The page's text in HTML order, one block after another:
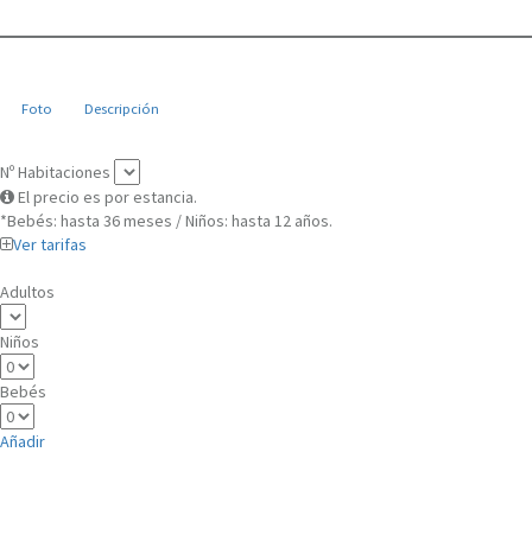
Foto Descripción
Nº Habitaciones
El precio es por estancia.
*Bebés: hasta 36 meses / Niños: hasta 12 años.
Ver tarifas
Adultos
Niños
Bebés
Añadir